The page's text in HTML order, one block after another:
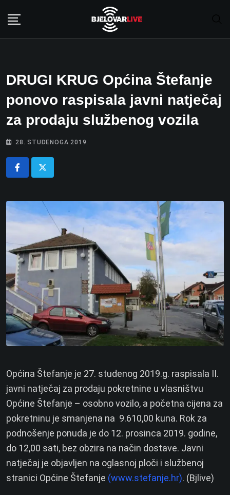
DRUGI KRUG Općina Štefanje
ponovo raspisala javni natječaj
za prodaju službenog vozila
28. STUDENOGA 2019.
Općina Štefanje je 27. studenog 2019.g. raspisala II.
javni natječaj za prodaju pokretnine u vlasništvu
Općine Štefanje – osobno vozilo, a početna cijena za
pokretninu je smanjena na 9.610,00 kuna. Rok za
podnošenje ponuda je do 12. prosinca 2019. godine,
do 12,00 sati, bez obzira na način dostave. Javni
natječaj je objavljen na oglasnoj ploči i službenoj
stranici Općine Štefanje (www.stefanje.hr). (Bjlive)